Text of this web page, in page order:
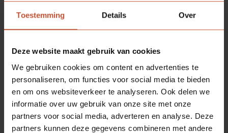
Toestemming Details Over
Deze website maakt gebruik van cookies
We gebruiken cookies om content en advertenties te
personaliseren, om functies voor social media te bieden
en om ons websiteverkeer te analyseren. Ook delen we
informatie over uw gebruik van onze site met onze
partners voor social media, adverteren en analyse. Deze
partners kunnen deze gegevens combineren met andere
SOORTGELIJKEPRODUCTEN